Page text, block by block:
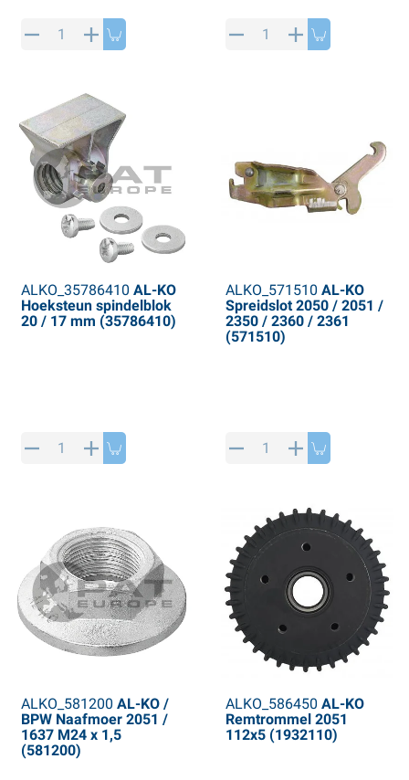
ALKO_35786410 AL-KO
Hoeksteun spindelblok
20 / 17 mm (35786410)
ALKO_571510 AL-KO
Spreidslot 2050 / 2051 /
2350 / 2360 / 2361
(571510)
ALKO_581200 AL-KO /
BPW Naafmoer 2051 /
1637 M24 x 1,5
(581200)
ALKO_586450 AL-KO
Remtrommel 2051
112x5 (1932110)